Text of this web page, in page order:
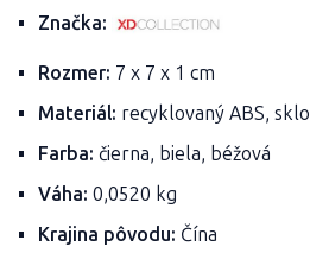
Značka:
Rozmer: 7 x 7 x 1 cm
Materiál: recyklovaný ABS, sklo
Farba: čierna, biela, béžová
Váha: 0,0520 kg
Krajina pôvodu: Čína